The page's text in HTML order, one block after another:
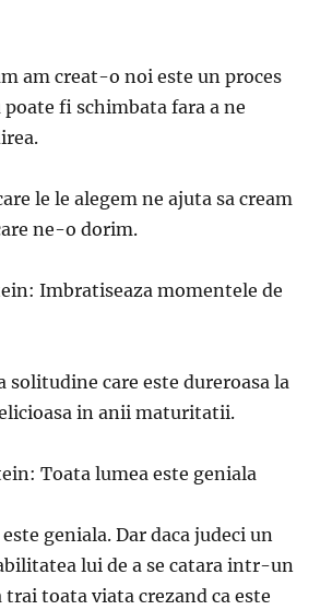
am creat-o noi este un proces
fi schimbata fara a ne
le le alegem ne ajuta sa cream
ne-o dorim.
Imbratiseaza momentele de
solitudine care este dureroasa la
in anii maturitatii.
Toata lumea este geniala
geniala. Dar daca judeci un
lui de a se catara intr-un
trai toata viata crezand ca este